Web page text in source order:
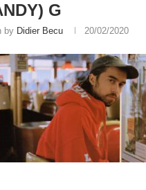
G
by Didier Becu 20/02/2020